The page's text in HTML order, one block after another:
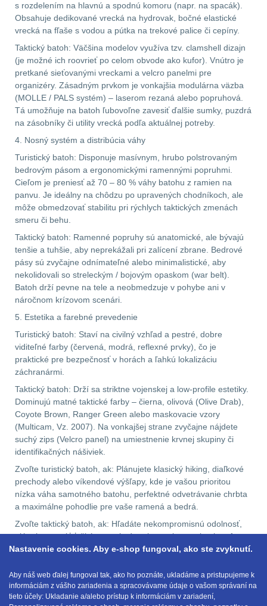
.30 .308 (7.62mm)
11
12GA, 20GA14
.40 .41 11
.44 .4512
.357 .38 (9mm)12
19119
AR106
Náradie a nástroje k
zbraniam34
AR15 19
AK479
.22 7
.223 (5.56mm)9
.243 .260 (6.5mm) 7
.270 .280 (7mm)7
.30 .308 (7.62mm)
12GA, 20GA10
.40 .41 6
.44 .456
.357 .38 (9mm)7
s rozdelením na hlavnú a spodnú komoru (napr. na spacák).
Obsahuje dedikované vrecká na hydrovak, bočné elastické
vrecká na fľaše s vodou a pútka na trekové palice či cepíny.
Taktický batoh: Väčšina modelov využíva tzv. clamshell dizajn
(je možné ich roovrieť po celom obvode ako kufor). Vnútro je
pretkané sieťovanými vreckami a velcro panelmi pre
organizéry. Zásadným prvkom je vonkajšia modulárna väzba
(MOLLE / PALS systém) – laserom rezaná alebo popruhová.
Tá umožňuje na batoh ľubovoľne zavesiť ďalšie sumky, puzdrá
na zásobníky či utility vrecká podľa aktuálnej potreby.
4. Nosný systém a distribúcia váhy
Turistický batoh: Disponuje masívnym, hrubo polstrovaným
bedrovým pásom a ergonomickými ramennými popruhmi.
Cieľom je preniesť až 70 – 80 % váhy batohu z ramien na
panvu. Je ideálny na chôdzu po upravených chodníkoch, ale
môže obmedzovať stabilitu pri rýchlych taktických zmenách
smeru či behu.
Taktický batoh: Ramenné popruhy sú anatomické, ale bývajú
tenšie a tuhšie, aby neprekážali pri zalícení zbrane. Bedrové
pásy sú zvyčajne odnímateľné alebo minimalistické, aby
nekolidovali so streleckým / bojovým opaskom (war belt).
Batoh drží pevne na tele a neobmedzuje v pohybe ani v
náročnom krízovom scenári.
5. Estetika a farebné prevedenie
Turistický batoh: Staví na civilný vzhľad a pestré, dobre
viditeľné farby (červená, modrá, reflexné prvky), čo je
praktické pre bezpečnosť v horách a ľahkú lokalizáciu
záchranármi.
Taktický batoh: Drží sa striktne vojenskej a low-profile estetiky.
Dominujú matné taktické farby – čierna, olivová (Olive Drab),
Coyote Brown, Ranger Green alebo maskovacie vzory
(Multicam, Vz. 2007). Na vonkajšej strane zvyčajne nájdete
suchý zips (Velcro panel) na umiestnenie krvnej skupiny či
identifikačných nášiviek.
Zvoľte turistický batoh, ak: Plánujete klasický hiking, diaľkové
prechody alebo víkendové výšľapy, kde je vašou prioritou
nízka váha samotného batohu, perfektné odvetrávanie chrbta
a maximálne pohodlie pre vaše ramená a bedrá.
Zvoľte taktický batoh, ak: Hľadáte nekompromisnú odolnosť,
plánujete nosiť ťažkú a ostrú výstroj, venujete sa bushcraftu,
airsoftu či športovej streľbe, alebo jednoducho chcete
doslova čokoľvek a môžete si ho pomocou MOLLE väzby
upraviť na mieru.
Nastavenie cookies. Aby e-shop fungoval, ako ste zvyknutí.
Aby náš web ďalej fungoval tak, ako ho poznáte, ukladáme a pristupujeme k
informáciám z vášho zariadenia a spracovávame údaje o vašom správaní na
tieto účely: Ukladanie a/alebo prístup k informáciám v zariadení,